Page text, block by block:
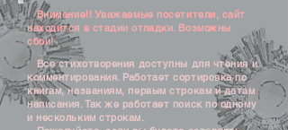
Внимание!! Уважаемые посетители, сайт
находится в стадии отладки. Возможны
сбои!
Все стихотворения доступны для чтения и
комментирования. Работает сортировка по
книгам, названиям, первым строкам и датам
написания. Так же работает поиск по одному
и нескольким строкам.